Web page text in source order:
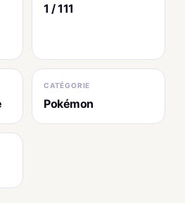
1 / 111
CATÉGORIE
Pokémon